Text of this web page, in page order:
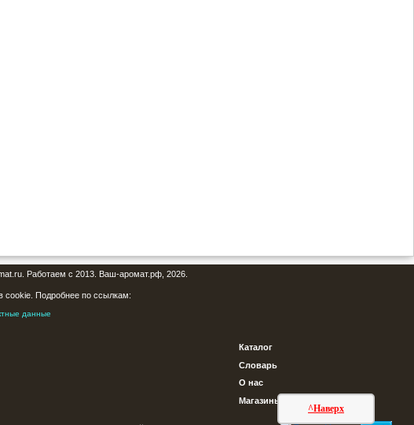
^Наверх
Работаем с 2013. Ваш-аромат.рф, 2026.
cookie. Подробнее по ссылкам:
данные
Каталог
Словарь
О нас
Магазины